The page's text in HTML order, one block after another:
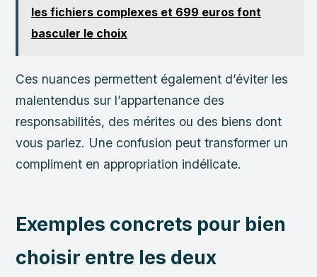
les fichiers complexes et 699 euros font
basculer le choix
Ces nuances permettent également d’éviter les
malentendus sur l’appartenance des
responsabilités, des mérites ou des biens dont
vous parlez. Une confusion peut transformer un
compliment en appropriation indélicate.
Exemples concrets pour bien
choisir entre les deux